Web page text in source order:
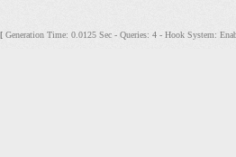
[Generation Time: 0.0125 Sec - Queries: 4 - Hook System: